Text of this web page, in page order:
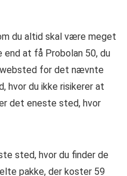
du altid skal være meget
end at få Probolan 50, du
for det nævnte
hvor du ikke risikerer at
det eneste sted, hvor
sted, hvor du finder de
pakke, der koster 59